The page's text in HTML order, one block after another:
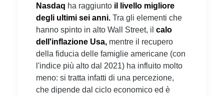
Nasdaq ha raggiunto il livello migliore
degli ultimi sei anni. Tra gli elementi che
hanno spinto in alto Wall Street, il calo
dell'inflazione Usa, mentre il recupero
della fiducia delle famiglie americane (con
l'indice più alto dal 2021) ha influito molto
meno: si tratta infatti di una percezione,
che dipende dal ciclo economico ed è